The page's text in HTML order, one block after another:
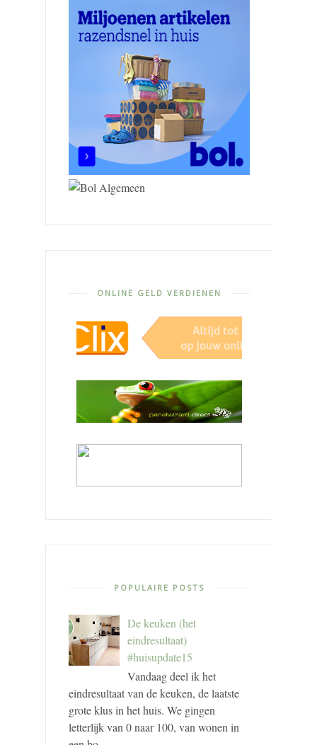
ONLINE GELD VERDIENEN
POPULAIRE POSTS
De keuken (het
eindresultaat)
#huisupdate15
Vandaag deel ik het
eindresultaat van de keuken, de laatste
grote klus in het huis. We gingen
letterlijk van 0 naar 100, van wonen in